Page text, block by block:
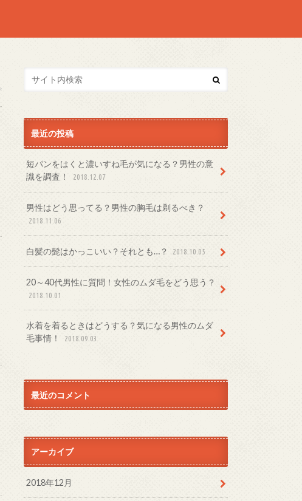
最近の投稿
短パンをはくと濃いすね毛が気になる？男性の意
識を調査！
2018.12.07
男性はどう思ってる？男性の胸毛は剃るべき？
2018.11.06
白髪の髭はかっこいい？それとも…？ 2018.10.05
20～40代男性に質問！女性のムダ毛をどう思う？
2018.10.01
水着を着るときはどうする？気になる男性のムダ
毛事情！
2018.09.03
最近のコメント
アーカイブ
2018年12月